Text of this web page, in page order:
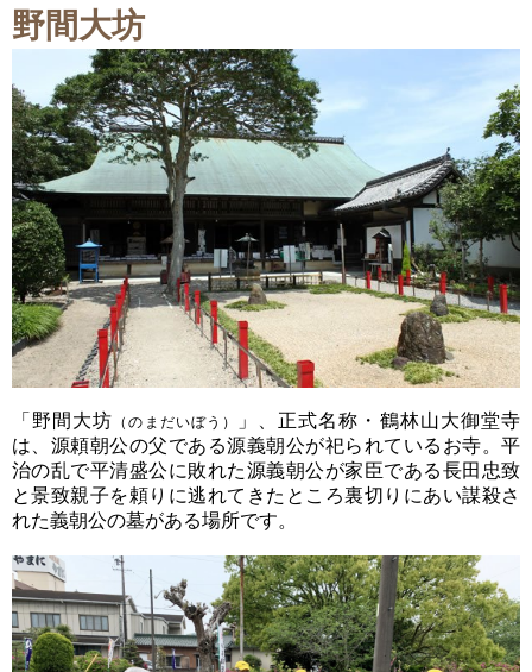
野間大坊
「野間大坊 （のまだいぼう）
」、正式名称・鶴林山大御堂寺
は、源頼朝公の父である源義朝公が祀られているお寺。平
治の乱で平清盛公に敗れた源義朝公が家臣である長田忠致
と景致親子を頼りに逃れてきたところ裏切りにあい謀殺さ
れた義朝公の墓がある場所です。